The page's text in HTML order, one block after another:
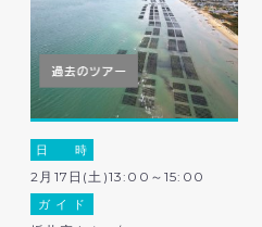
日 時
2月17日(土)13:00～15:00
ガ イ ド